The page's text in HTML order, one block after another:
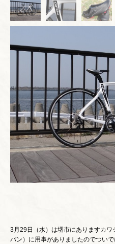
3月29日（水）は堺市にありますカ
パン）に用事がありましたのでつい